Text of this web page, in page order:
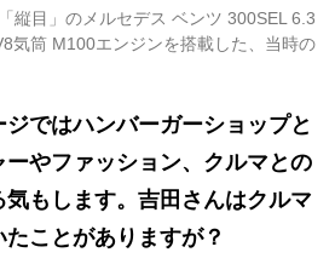
縦目」のメルセデス ベンツ 300SEL 6.3
気筒 M100エンジンを搭載した、当時の
ではハンバーガーショップと
やファッション、クルマとの
もします。吉田さんはクルマ
ことがありますが？